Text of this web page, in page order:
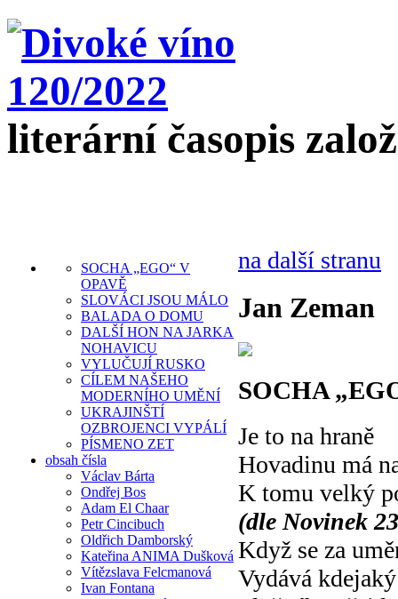
literární časopis
SOCHA „EGO“ V
OPAVĚ
SLOVÁCI JSOU MÁLO
BALADA O DOMU
DALŠÍ HON NA JARKA
NOHAVICU
VYLUČUJÍ RUSKO
CÍLEM NAŠEHO
MODERNÍHO UMĚNÍ
UKRAJINŠTÍ
OZBROJENCI VYPÁLÍ
PÍSMENO ZET
obsah čísla
Václav Bárta
Ondřej Bos
Adam El Chaar
Petr Cincibuch
Oldřich Damborský
Kateřina ANIMA Dušková
Vítězslava Felcmanová
Ivan Fontana
na další stranu
Jan Zeman
SOCHA
Je to na hraně
Hovadinu má
K tomu velký
(dle Novinek
Když se za
Vydává